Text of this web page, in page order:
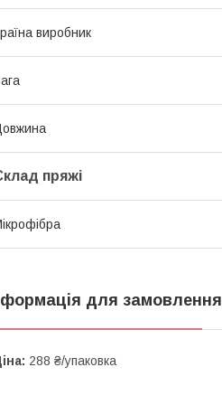
виробник
пряжі
для замовлення
288 ₴/упаковка